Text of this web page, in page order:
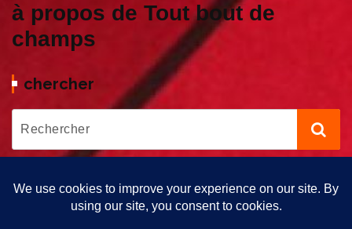
à propos de Tout bout de
champs
chercher